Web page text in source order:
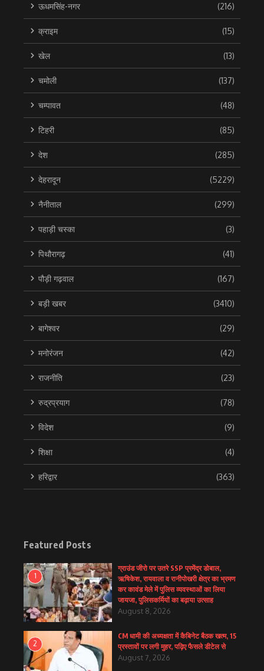
ऊधमसिंह-नगर (216)
क्राइम (15)
खेल (13)
चमोली (137)
चम्पावत (48)
टिहरी (85)
देश (285)
देहरादून (5229)
नैनीताल (299)
पहाड़ी चस्का (3)
पिथौरागढ़ (41)
पौड़ी गढ़वाल (167)
बड़ी खबर (3410)
बागेश्वर (29)
मनोरंजन (42)
राजनीति (23)
रुद्रप्रयाग (78)
विदेश (9)
शिक्षा (4)
हरिद्वार (363)
Featured Posts
1
ग्राउंड जीरो पर उतरे SSP प्रमेंद्र डोबाल,
ऋषिकेश, रायवाला व रानीपोखरी क्षेत्र का भ्रमण
कर कावंड मेले में पुलिस व्यवस्थाओं का लिया
जायजा, पुलिसकर्मियों का बढ़ाया उत्साह
August 8, 2026
2
CM धामी की अध्यक्षता में कैबिनेट बैठक खत्म, 15
प्रस्तावों पर लगी मुहर, पढ़िए फैसले डीटेल से
August 7, 2026